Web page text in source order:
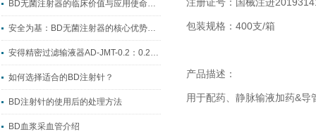
BD无菌注射器的临床价值与应用使命解读
安全为基：BD无菌注射器的核心优势解析
安得精密过滤输液器AD-JMT-0.2：0.2μm超微过滤，临床静脉输注安全优选
如何选择适合的BD注射针？
BD注射针的使用后的处理方法
BD血浆采血管介绍
包装规格：400支/箱
产品描述：
用于配药、静脉输液加药&导